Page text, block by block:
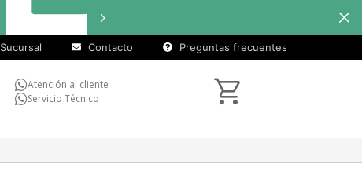
Sucursal Contacto Preguntas frecuentes
Atención al cliente
Servicio Técnico